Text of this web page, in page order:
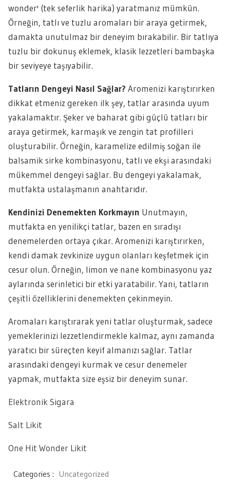
wonder' (tek seferlik harika) yaratmanız mümkün.
Örneğin, tatlı ve tuzlu aromaları bir araya getirmek,
damakta unutulmaz bir deneyim bırakabilir. Bir tatlıya
tuzlu bir dokunuş eklemek, klasik lezzetleri bambaşka
bir seviyeye taşıyabilir.
Tatların Dengeyi Nasıl Sağlar? Aromenizi karıştırırken
dikkat etmeniz gereken ilk şey, tatlar arasında uyum
yakalamaktır. Şeker ve baharat gibi güçlü tatları bir
araya getirmek, karmaşık ve zengin tat profilleri
oluşturabilir. Örneğin, karamelize edilmiş soğan ile
balsamik sirke kombinasyonu, tatlı ve ekşi arasındaki
mükemmel dengeyi sağlar. Bu dengeyi yakalamak,
mutfakta ustalaşmanın anahtarıdır.
Kendinizi Denemekten Korkmayın Unutmayın,
mutfakta en yenilikçi tatlar, bazen en sıradışı
denemelerden ortaya çıkar. Aromenizi karıştırırken,
kendi damak zevkinize uygun olanları keşfetmek için
cesur olun. Örneğin, limon ve nane kombinasyonu yaz
aylarında serinletici bir etki yaratabilir. Yani, tatların
çeşitli özelliklerini denemekten çekinmeyin.
Aromaları karıştırarak yeni tatlar oluşturmak, sadece
yemeklerinizi lezzetlendirmekle kalmaz, aynı zamanda
yaratıcı bir süreçten keyif almanızı sağlar. Tatlar
arasındaki dengeyi kurmak ve cesur denemeler
yapmak, mutfakta size eşsiz bir deneyim sunar.
Elektronik Sigara
Salt Likit
One Hit Wonder Likit
Categories : Uncategorized